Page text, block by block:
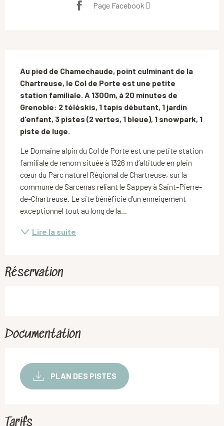
Page Facebook
Au pied de Chamechaude, point culminant de la
Chartreuse, le Col de Porte est une petite
station familiale. A 1300m, à 20 minutes de
Grenoble: 2 téléskis, 1 tapis débutant, 1 jardin
d'enfant, 3 pistes (2 vertes, 1 bleue), 1 snowpark, 1
piste de luge.
Le Domaine alpin du Col de Porte est une petite station
familiale de renom située à 1326 m d’altitude en plein
cœur du Parc naturel Régional de Chartreuse, sur la
commune de Sarcenas reliant le Sappey à Saint-Pierre-
de-Chartreuse. Le site bénéficie d’un enneigement
exceptionnel tout au long de la...
Lire la suite
Réservation
Documentation
PLAN DES PISTES
Tarifs